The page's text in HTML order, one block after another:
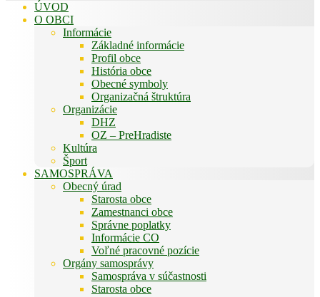
ÚVOD
O OBCI
Informácie
Základné informácie
Profil obce
História obce
Obecné symboly
Organizačná štruktúra
Organizácie
DHZ
OZ – PreHradiste
Kultúra
Šport
SAMOSPRÁVA
Obecný úrad
Starosta obce
Zamestnanci obce
Správne poplatky
Informácie CO
Voľné pracovné pozície
Orgány samosprávy
Samospráva v súčastnosti
Starosta obce